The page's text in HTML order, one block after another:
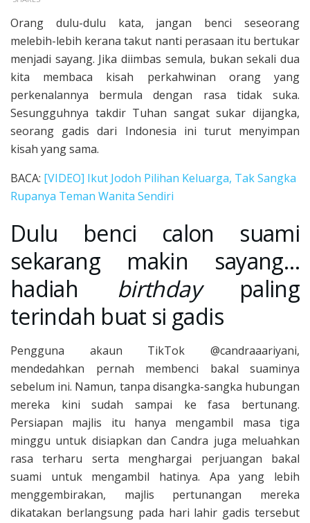
Orang dulu-dulu kata, jangan benci seseorang
melebih-lebih kerana takut nanti perasaan itu bertukar
menjadi sayang. Jika diimbas semula, bukan sekali dua
kita membaca kisah perkahwinan orang yang
perkenalannya bermula dengan rasa tidak suka.
Sesungguhnya takdir Tuhan sangat sukar dijangka,
seorang gadis dari Indonesia ini turut menyimpan
kisah yang sama.
BACA: [VIDEO] Ikut Jodoh Pilihan Keluarga, Tak Sangka
Rupanya Teman Wanita Sendiri
Dulu benci calon suami
sekarang makin sayang…
hadiah birthdaypaling
terindah buat si gadis
Pengguna akaun TikTok @candraaariyani,
mendedahkan pernah membenci bakal suaminya
sebelum ini. Namun, tanpa disangka-sangka hubungan
mereka kini sudah sampai ke fasa bertunang.
Persiapan majlis itu hanya mengambil masa tiga
minggu untuk disiapkan dan Candra juga meluahkan
rasa terharu serta menghargai perjuangan bakal
suami untuk mengambil hatinya. Apa yang lebih
menggembirakan, majlis pertunangan mereka
dikatakan berlangsung pada hari lahir gadis tersebut